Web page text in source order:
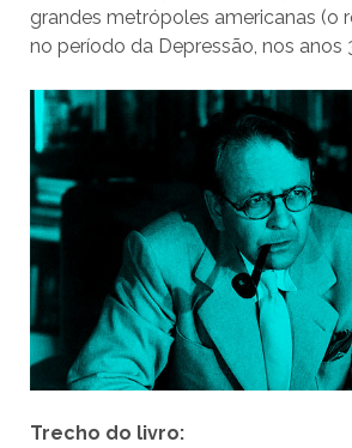
grandes metrópoles americanas (o
no período da Depressão, nos anos
Trecho do livro: